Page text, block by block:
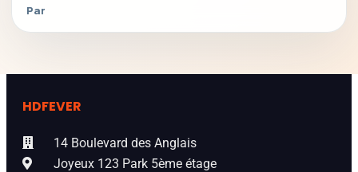
Par
HDFEVER
14 Boulevard des Anglais
Joyeux 123 Park 5ème étage